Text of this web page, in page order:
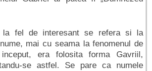
la fel de interesant se refera si la
mai cu seama la fenomenul de
era folosita forma Gavriil,
se astfel. Se pare ca numele